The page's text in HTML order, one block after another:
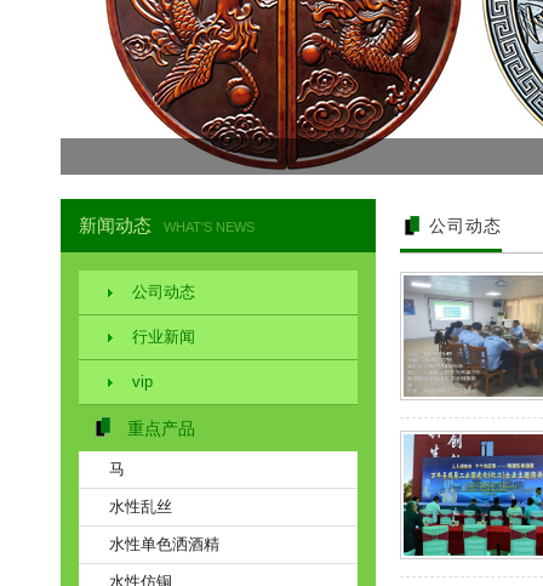
新闻动态 WHAT'S NEWS
公司动态
行业新闻
vip
重点产品
马
水性乱丝
水性单色洒酒精
水性仿铜
公司动态